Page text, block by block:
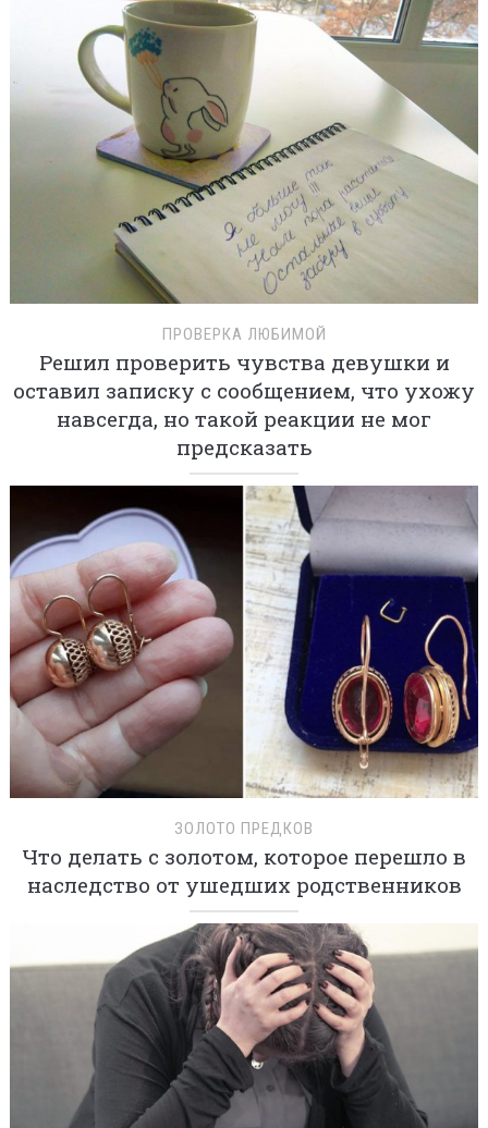
ПРОВЕРКА ЛЮБИМОЙ
Решил проверить чувства девушки и
оставил записку с сообщением, что ухожу
навсегда, но такой реакции не мог
предсказать
ЗОЛОТО ПРЕДКОВ
Что делать с золотом, которое перешло в
наследство от ушедших родственников